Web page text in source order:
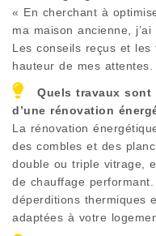
« En cherchant à
ma maison ancienne,
Les conseils reçus et
hauteur de mes attentes.
Quels travaux sont
d’une rénovation
La rénovation
des combles et des
double ou triple vitrage,
de chauffage
déperditions thermiques
adaptées à votre